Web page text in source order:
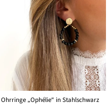
Ohrringe „Ophélie“ in Stahlschwarz